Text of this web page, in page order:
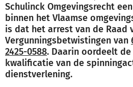
Schulinck Omgevingsrecht
binnen het Vlaamse
is dat het arrest van de Raad
Vergunningsbetwistingen van
2425-0588. Daarin oordeelt
kwalificatie van de
dienstverlening.